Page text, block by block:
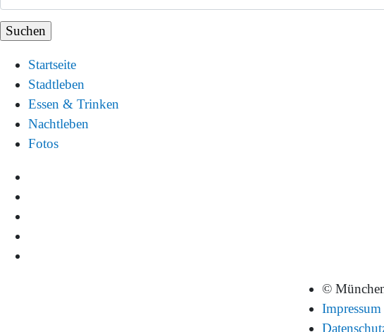
Startseite
Stadtleben
Essen & Trinken
Nachtleben
Fotos
©
Impressum